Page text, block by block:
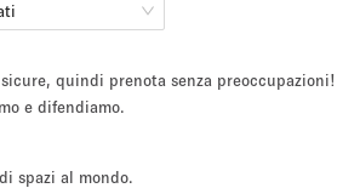
5000+ sq ft
quindi prenota senza preoccupazioni!
e difendiamo.
spazi al mondo.